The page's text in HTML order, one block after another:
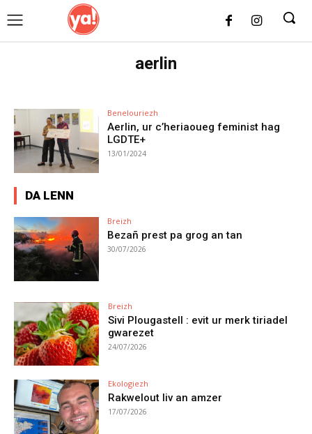
aerlin
Benelouriezh
Aerlin, ur c’heriaoueg feminist hag
LGDTE+
13/01/2024
DA LENN
Breizh
Bezañ prest pa grog an tan
30/07/2026
Breizh
Sivi Plougastell : evit ur merk tiriadel
gwarezet
24/07/2026
Ekologiezh
Rakwelout liv an amzer
17/07/2026